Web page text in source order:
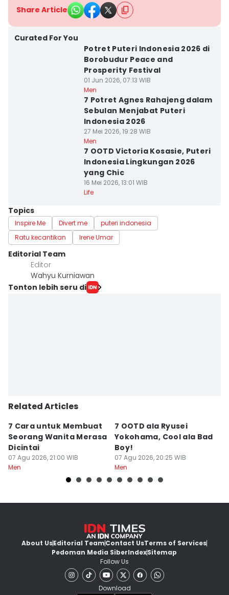
Share Article
Curated For You
Potret Puteri Indonesia 2026 di
Borobudur Peace and
Prosperity Festival
01 Jun 2026, 07:13 WIB
Men
7 Potret Agnes Rahajeng dalam
Sebulan Menjabat Puteri
Indonesia 2026
27 Mei 2026, 19:28 WIB
Men
7 OOTD Victoria Kosasie, Puteri
Indonesia Lingkungan 2026
yang Chic
16 Mei 2026, 13:01 WIB
Life
Topics
Inspire Me Divert me
puteri indonesia
Ratu kecantikan
Irene Umar
Editorial Team
Editor
Wahyu Kurniawan
Tonton lebih seru di
Related Articles
7 Cara untuk Membuat
Seorang Wanita Merasa
Dicintai
07 Agu 2026, 21:00 WIB
Men
7 OOTD ala Ryusei
Yokohama, Cool ala Bad
Boy!
07 Agu 2026, 20:25 WIB
Men
About UsEditorial TeamContact UsTerms of Services
Pedoman Media SiberIndexSitemap
Follow Us
Download